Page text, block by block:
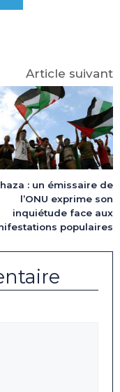
on
Article suivant
: un émissaire de
l’ONU exprime son
inquiétude face aux
populaires